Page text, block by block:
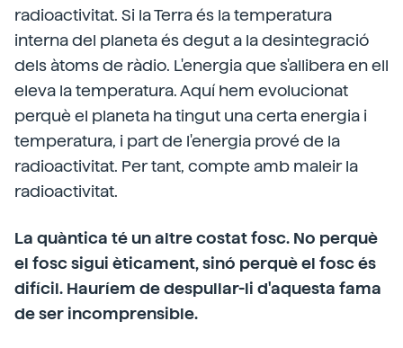
radioactivitat. Si la Terra és la temperatura
interna del planeta és degut a la desintegració
dels àtoms de ràdio. L'energia que s'allibera en ell
eleva la temperatura. Aquí hem evolucionat
perquè el planeta ha tingut una certa energia i
temperatura, i part de l'energia prové de la
radioactivitat. Per tant, compte amb maleir la
radioactivitat.
La quàntica té un altre costat fosc. No perquè
el fosc sigui èticament, sinó perquè el fosc és
difícil. Hauríem de despullar-li d'aquesta fama
de ser incomprensible.